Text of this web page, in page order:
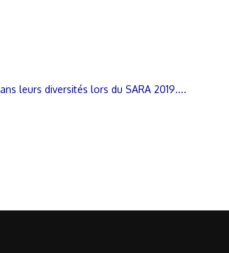
leurs diversités lors du SARA 2019....